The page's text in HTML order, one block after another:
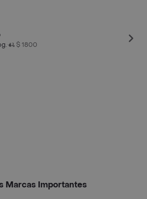
• $ 1800
Marcas Importantes